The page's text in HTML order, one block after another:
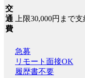
交
通
費
上限30,000円まで
急募
リモート面接OK
履歴書不要